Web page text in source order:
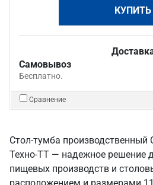
КУПИТЬ
Самовывоз
Бесплатно.
Сравнение
Стол-тумба
Техно-ТТ — надежное решение
пищевых производств и